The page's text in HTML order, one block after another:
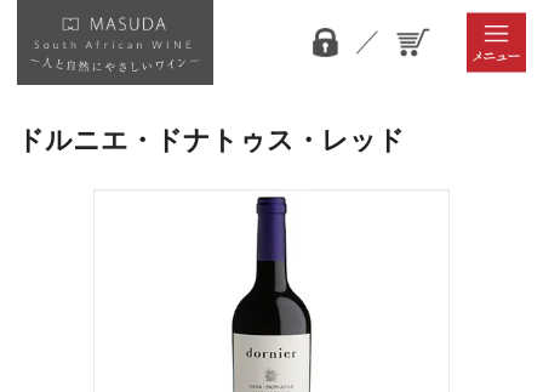
ドルニエ・ドナトゥス・レッド